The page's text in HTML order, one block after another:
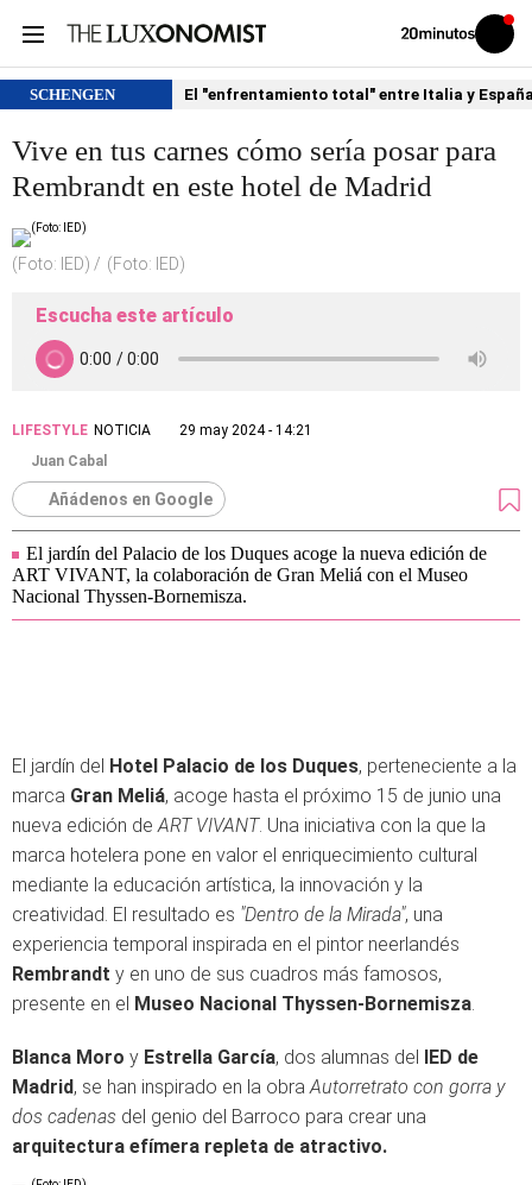
Volver
Iniciar
sesión
SCHENGEN El "enfrentamiento total" entre Italia y
Vive en tus carnes cómo sería posar para
Rembrandt en este hotel de Madrid
(Foto: IED) (Foto: IED)
Escucha este artículo
LIFESTYLE NOTICIA
29 may 2024 - 14:21
Juan Cabal
Añádenos en Google
El jardín del Palacio de los Duques acoge la nueva edición de
ART VIVANT, la colaboración de Gran Meliá con el Museo
Nacional Thyssen-Bornemisza.
El jardín del Hotel Palacio de los Duques, perteneciente a la
marca Gran Meliá, acoge hasta el próximo 15 de junio una
nueva edición deART VIVANT. Una iniciativa con la que la
marca hotelera pone en valor el enriquecimiento cultural
mediante la educación artística, la innovación y la
creatividad. El resultado es "Dentro de la Mirada", una
experiencia temporal inspirada en el pintor neerlandés
Rembrandt y en uno de sus cuadros más famosos,
presente en el Museo Nacional Thyssen-Bornemisza.
Blanca Moro y Estrella García, dos alumnas del IED de
Madrid, se han inspirado en la obraAutorretrato con gorra y
dos cadenas del genio del Barroco para crear una
arquitectura efímera repleta de atractivo.